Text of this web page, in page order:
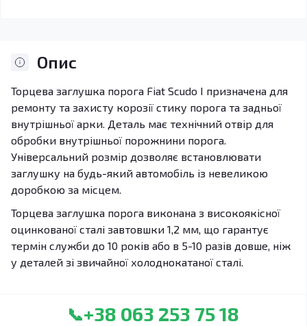
Опис
Торцева заглушка порога Fiat Scudo I призначена для
ремонту та захисту корозії стику порога та задньої
внутрішньої арки. Деталь має технічний отвір для
обробки внутрішньої порожнини порога.
Універсальний розмір дозволяє встановлювати
заглушку на будь-який автомобіль із невеликою
доробкою за місцем.
Торцева заглушка порога виконана з високоякісної
оцинкованої сталі завтовшки 1,2 мм, що гарантує
термін служби до 10 років або в 5-10 разів довше, ніж
у деталей зі звичайної холоднокатаної сталі.
📞+38 063 253 75 18